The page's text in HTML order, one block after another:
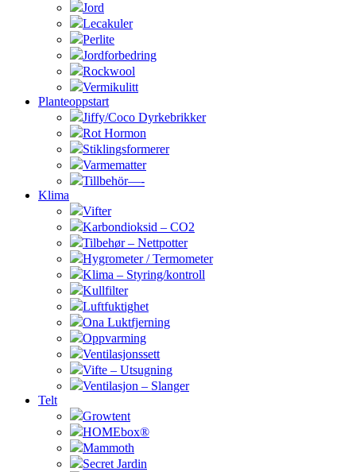
Jord
Lecakuler
Perlite
Jordforbedring
Rockwool
Vermikulitt
Planteoppstart
Jiffy/Coco Dyrkebrikker
Rot Hormon
Stiklingsformerer
Varmematter
Tillbehör—-
Klima
Vifter
Karbondioksid – CO2
Tilbehør – Nettpotter
Hygrometer / Termometer
Klima – Styring/kontroll
Kullfilter
Luftfuktighet
Ona Luktfjerning
Oppvarming
Ventilasjonssett
Vifte – Utsugning
Ventilasjon – Slanger
Telt
Growtent
HOMEbox®
Mammoth
Secret Jardin